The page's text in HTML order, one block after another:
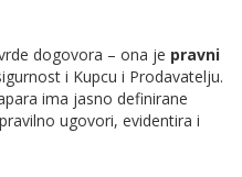
dogovora – ona je pravni
i Kupcu i Prodavatelju.
ima jasno definirane
ugovori, evidentira i